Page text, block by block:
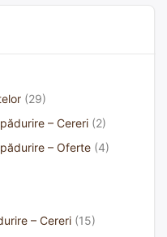
(29)
– Cereri (2)
– Oferte (4)
– Cereri (15)